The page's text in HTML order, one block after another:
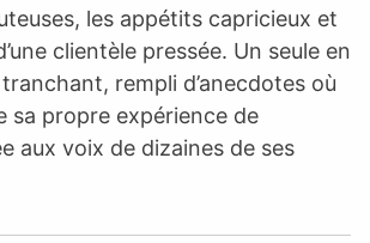
les appétits capricieux et
clientèle pressée. Un seule en
rempli d’anecdotes où
sa propre expérience de
aux voix de dizaines de ses